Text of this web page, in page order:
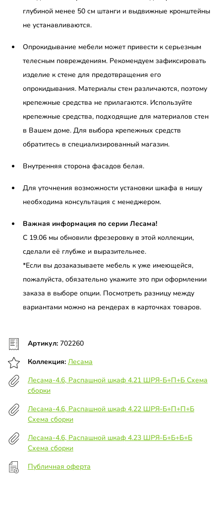
глубиной менее 50 см штанги и выдвижные кронштейны
не устанавливаются.
Опрокидывание мебели может привести к серьезным
телесным повреждениям. Рекомендуем зафиксировать
изделие к стене для предотвращения его
опрокидывания. Материалы стен различаются, поэтому
крепежные средства не прилагаются. Используйте
крепежные средства, подходящие для материалов стен
в Вашем доме. Для выбора крепежных средств
обратитесь в специализированный магазин.
Внутренняя сторона фасадов белая.
Для уточнения возможности установки шкафа в нишу
необходима консультация с менеджером.
Важная информация по серии Лесама!
С 19.06 мы обновили фрезеровку в этой коллекции,
сделали её глубже и выразительнее.
*Если вы дозаказываете мебель к уже имеющейся,
пожалуйста, обязательно укажите это при оформлении
заказа в выборе опции. Посмотреть разницу между
вариантами можно на рендерах в карточках товаров.
Артикул: 702260
Коллекция: Лесама
Лесама-4.6, Распашной шкаф 4.21 ШРЯ-Б+П+Б Схема
сборки
Лесама-4.6, Распашной шкаф 4.22 ШРЯ-Б+П+П+Б
Схема сборки
Лесама-4.6, Распашной шкаф 4.23 ШРЯ-Б+Б+Б+Б
Схема сборки
Публичная оферта